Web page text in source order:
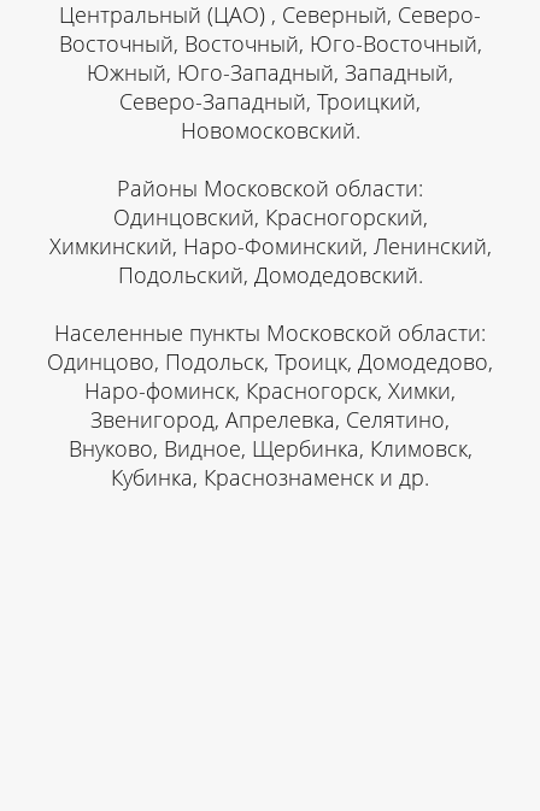
Центральный (ЦАО) , Северный, Северо-
Восточный, Восточный, Юго-Восточный,
Южный, Юго-Западный, Западный,
Северо-Западный, Троицкий,
Новомосковский.
Районы Московской области:
Одинцовский, Красногорский,
Химкинский, Наро-Фоминский, Ленинский,
Подольский, Домодедовский.
Населенные пункты Московской области:
Одинцово, Подольск, Троицк, Домодедово,
Наро-фоминск, Красногорск, Химки,
Звенигород, Апрелевка, Селятино,
Внуково, Видное, Щербинка, Климовск,
Кубинка, Краснознаменск и др.